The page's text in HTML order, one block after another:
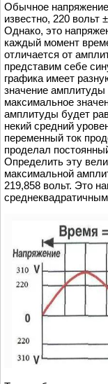
Обычное
известно, 220 вольт
Однако, это
каждый момент
отличается от
представим себе
графика имеет
значение
максимальное
амплитуды будет
некий средний
переменный ток
проделал
Определить эту
максимальной
219,858 вольт. Это